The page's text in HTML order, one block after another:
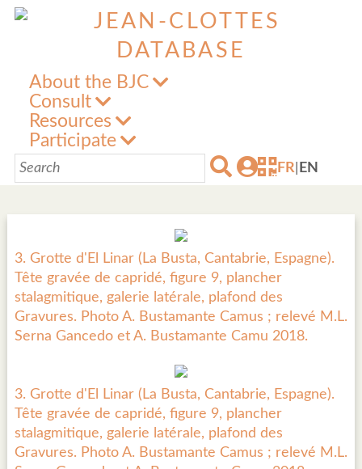
About the BJC
Consult
Resources
Participate
FR EN
3. Grotte d'El Linar (La Busta, Cantabrie, Espagne).
Tête gravée de capridé, figure 9, plancher
stalagmitique, galerie latérale, plafond des
Gravures. Photo A. Bustamante Camus ; relevé M.L.
Serna Gancedo et A. Bustamante Camu 2018.
3. Grotte d'El Linar (La Busta, Cantabrie, Espagne).
Tête gravée de capridé, figure 9, plancher
stalagmitique, galerie latérale, plafond des
Gravures. Photo A. Bustamante Camus ; relevé M.L.